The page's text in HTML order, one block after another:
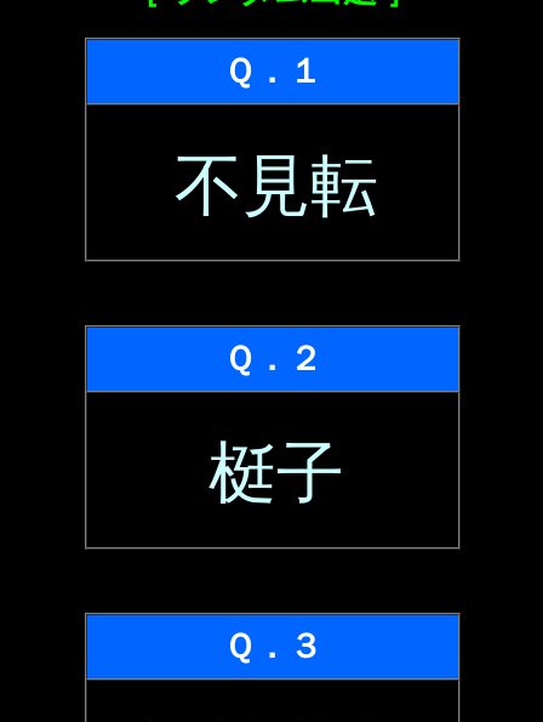
Ｑ．１
不見転
Ｑ．２
梃子
Ｑ．３